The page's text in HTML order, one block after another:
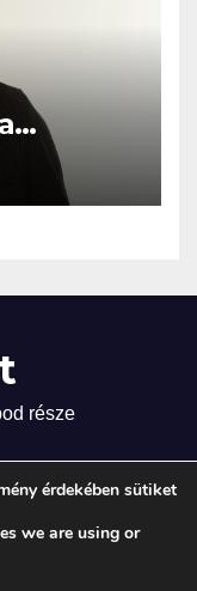
része
byThemeansar
érdekében sütiket
we are using or